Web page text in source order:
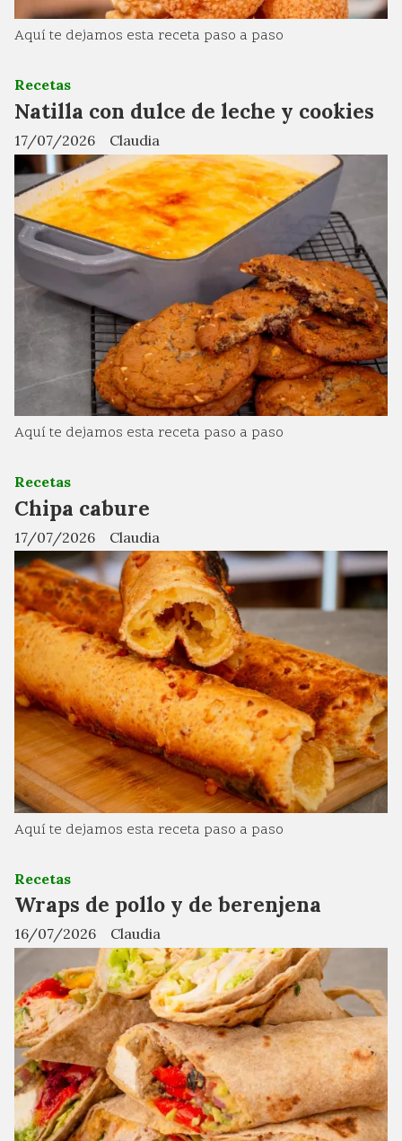
Aquí te dejamos esta receta paso a paso
Natilla con dulce de leche y cookies
Claudia
Recetas
17/07/2026
Aquí te dejamos esta receta paso a paso
Chipa cabure
Claudia
Recetas
17/07/2026
Aquí te dejamos esta receta paso a paso
Wraps de pollo y de berenjena
Claudia
Recetas
16/07/2026